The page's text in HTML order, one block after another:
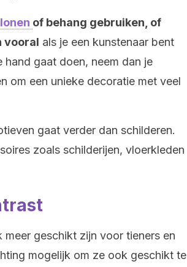
of behang gebruiken, of
vooral als je een kunstenaar bent
gaat doen, neem dan je
om een unieke decoratie met veel
gaat verder dan schilderen.
zoals schilderijen, vloerkleden
geschikt zijn voor tieners en
mogelijk om ze ook geschikt te